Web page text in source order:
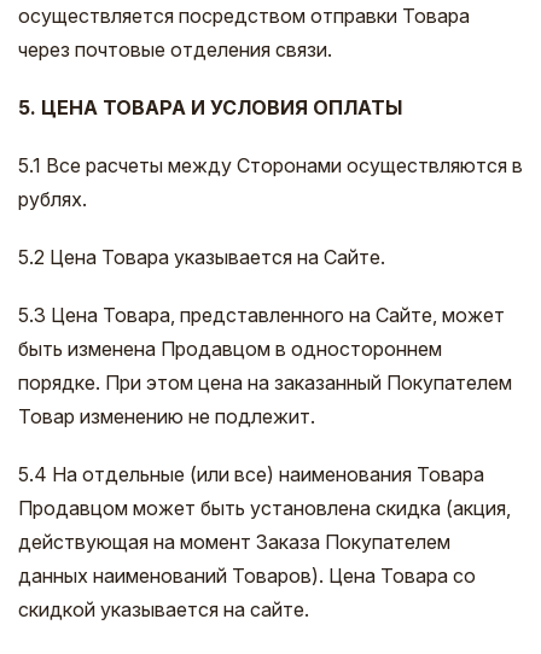
осуществляется посредством отправки Товара
через почтовые отделения связи.
5. ЦЕНА ТОВАРА И УСЛОВИЯ ОПЛАТЫ
5.1 Все расчеты между Сторонами осуществляются в
рублях.
5.2 Цена Товара указывается на Сайте.
5.3 Цена Товара, представленного на Сайте, может
быть изменена Продавцом в одностороннем
порядке. При этом цена на заказанный Покупателем
Товар изменению не подлежит.
5.4 На отдельные (или все) наименования Товара
Продавцом может быть установлена скидка (акция,
действующая на момент Заказа Покупателем
данных наименований Товаров). Цена Товара со
скидкой указывается на сайте.